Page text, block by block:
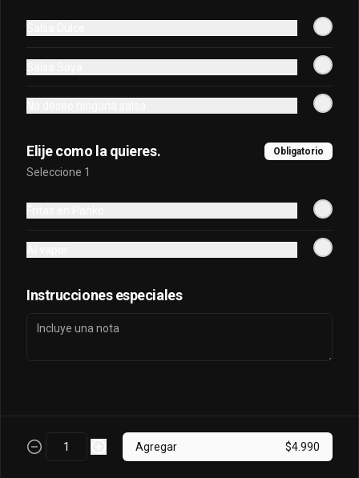
Oriental Tuna Acevichado
envuelto en atun y bañado en salsa
$7.100
envuelto en palta bañado en salsa
acevichada, coronado con masago.
$7.800
Sake Oriental
Elije como la quieres. Obligatorio
Seleccione 1
Instrucciones especiales
Agregar $4.990